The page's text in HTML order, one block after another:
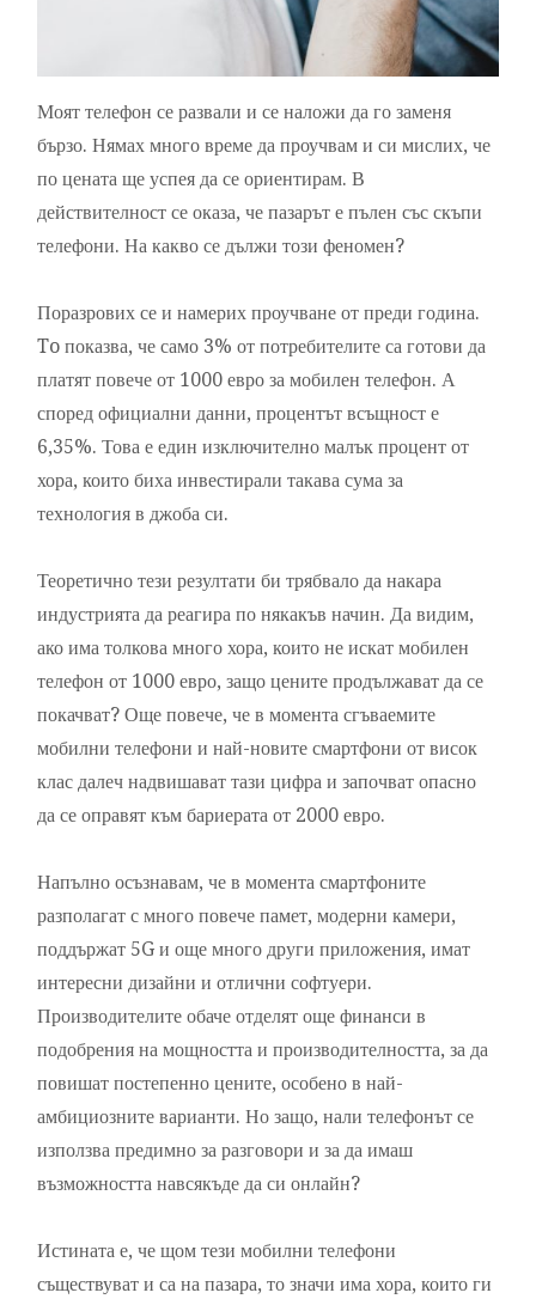
Моят телефон се развали и се наложи да го заменя
бързо. Нямах много време да проучвам и си мислих, че
по цената ще успея да се ориентирам. В
действителност се оказа, че пазарът е пълен със скъпи
телефони. На какво се дължи този феномен?
Поразрових се и намерих проучване от преди година.
To показва, че само 3% от потребителите са готови да
платят повече от 1000 евро за мобилен телефон. А
според официални данни, процентът всъщност е
6,35%. Това е един изключително малък процент от
хора, които биха инвестирали такава сума за
технология в джоба си.
Теоретично тези резултати би трябвало да накара
индустрията да реагира по някакъв начин. Да видим,
ако има толкова много хора, които не искат мобилен
телефон от 1000 евро, защо цените продължават да се
покачват? Още повече, че в момента сгъваемите
мобилни телефони и най-новите смартфони от висок
клас далеч надвишават тази цифра и започват опасно
да се оправят към бариерата от 2000 евро.
Напълно осъзнавам, че в момента смартфоните
разполагат с много повече памет, модерни камери,
поддържат 5G и още много други приложения, имат
интересни дизайни и отлични софтуери.
Производителите обаче отделят още финанси в
подобрения на мощността и производителността, за да
повишат постепенно цените, особено в най-
амбициозните варианти. Но защо, нали телефонът се
използва предимно за разговори и за да имаш
възможността навсякъде да си онлайн?
Истината е, че щом тези мобилни телефони
съществуват и са на пазара, то значи има хора, които ги